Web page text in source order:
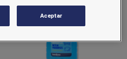
Aceptar